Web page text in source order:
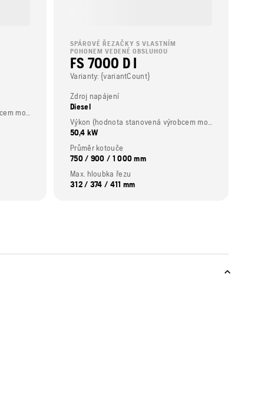
Výkon (hodnota stanovená výrobcem motoru)
SPÁROVÉ ŘEZAČKY S VLASTNÍM
POHONEM VEDENÉ OBSLUHOU
FS 7000 D I
Varianty: {variantCount}
Zdroj napájení
Diesel
Výkon (hodnota stanovená výrobcem motoru)
50,4 kW
Průměr kotouče
750 / 900 / 1 000 mm
Max. hloubka řezu
312 / 374 / 411 mm